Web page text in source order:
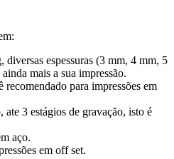
espessuras (3 mm, 4 mm, 5
mais a sua impressão.
para impressões em
3 estágios de gravação, isto é
aço.
em off set.